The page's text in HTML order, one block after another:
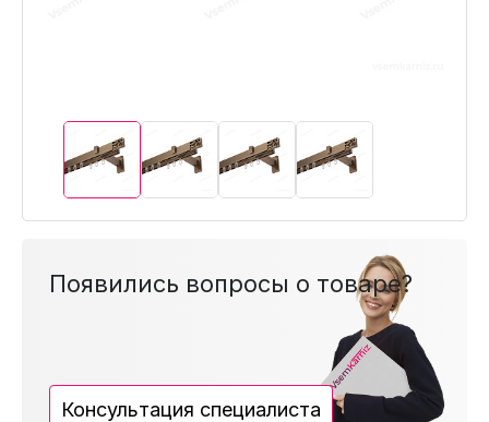
Появились вопросы о товаре?
Консультация специалиста